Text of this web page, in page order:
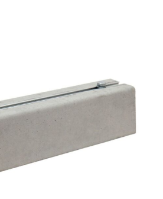
クワドラファイア
STOVAX
ライス